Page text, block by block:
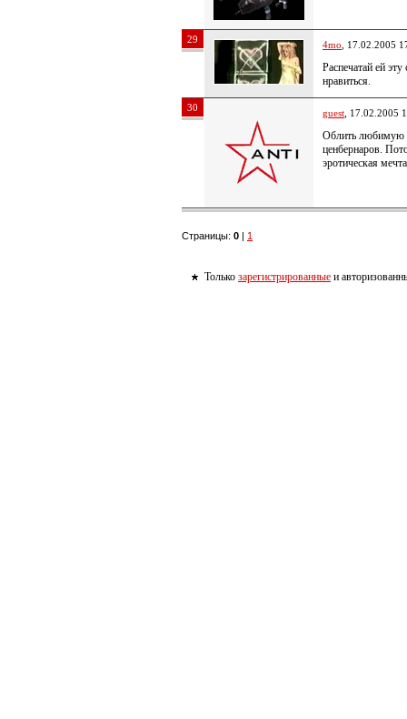
29 4mo , 17.02.2005
Распечатай ей
нравиться.
30 guest , 17.02.2005
Облить любимую
ценбернаров.
эротическая
Страницы: 0 | 1
Только зарегистрированные и